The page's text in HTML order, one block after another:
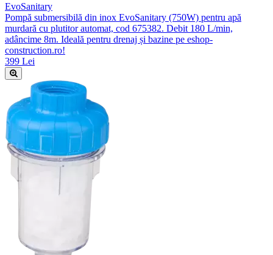
EvoSanitary
Pompă submersibilă din inox EvoSanitary (750W) pentru apă
murdară cu plutitor automat, cod 675382. Debit 180 L/min,
adâncime 8m. Ideală pentru drenaj și bazine pe eshop-
construction.ro!
399 Lei